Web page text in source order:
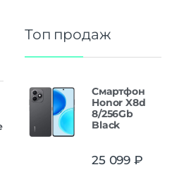
Топ продаж
Смартфон
Honor X8d
8/256Gb
Black
25 099 ₽